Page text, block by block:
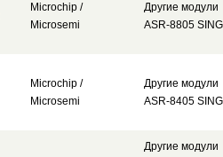
Microchip /
Microsemi
Другие модули
ASR-8805
Microchip /
Microsemi
Другие модули
ASR-8405
Другие модули